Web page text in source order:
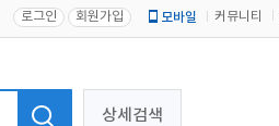
로그인 회원가입 모바일 커뮤니티
상세검색